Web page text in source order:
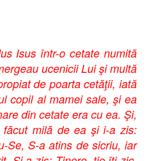
Isus într-o cetate numită
ucenicii Lui şi multă
de poarta cetăţii, iată
copil al mamei sale, şi ea
din cetate era cu ea. Şi,
făcut milă de ea şi i-a zis:
Se, S-a atins de sicriu, iar